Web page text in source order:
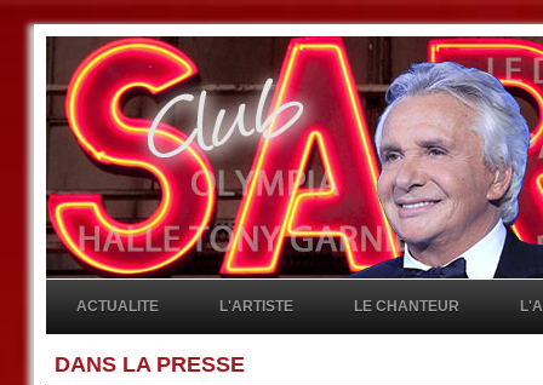
ACTUALITE L'ARTISTE LE CHANTEUR
DANS LA PRESSE